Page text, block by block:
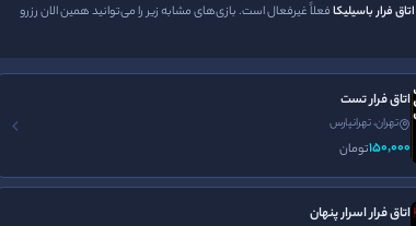
رزرو تلفنی
برگزاری تولد
اتاق فرار باسیلیکافعلاً غیرفعال است. بازی‌های مشابه زیر را می‌توانید همین الان رزرو
اتاق فرار تست
تهران، تهرانپارس
150٬000تومان
اتاق فرار اسرار پنهان